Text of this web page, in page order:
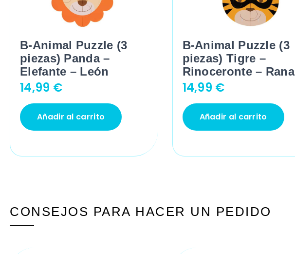
B-Animal Puzzle (3
piezas) Panda –
Elefante – León
14,99 €
Añadir al carrito
B-Animal Puzzle (3
piezas) Tigre –
Rinoceronte – Rana
14,99 €
Añadir al carrito
CONSEJOS PARA HACER UN PEDIDO